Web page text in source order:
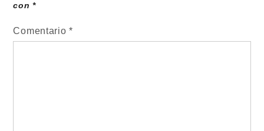
con*
Comentario*